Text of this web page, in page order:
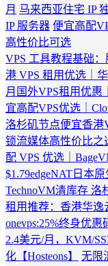
月 马来西亚住宅 IP
IP 服务器 便宜高配
高性价比可选
VPS 工具教程基础
港 VPS 租用优选｜
月 国外VPS租用优惠
宜高配VPS优选｜
洛杉矶节点便宜香港
锁流媒体高性价比之
配 VPS 优选｜
$1.79edgeNAT日本
TechnoVM清库存 洛
租用推荐：香港华逸
onevps:25%终身优
2.4美元/月，KVM/
化【Hosteons】
无限